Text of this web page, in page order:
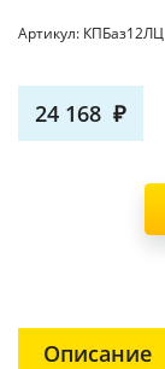
Артикул: КПБаз12ЛЦ
24 168
Описание